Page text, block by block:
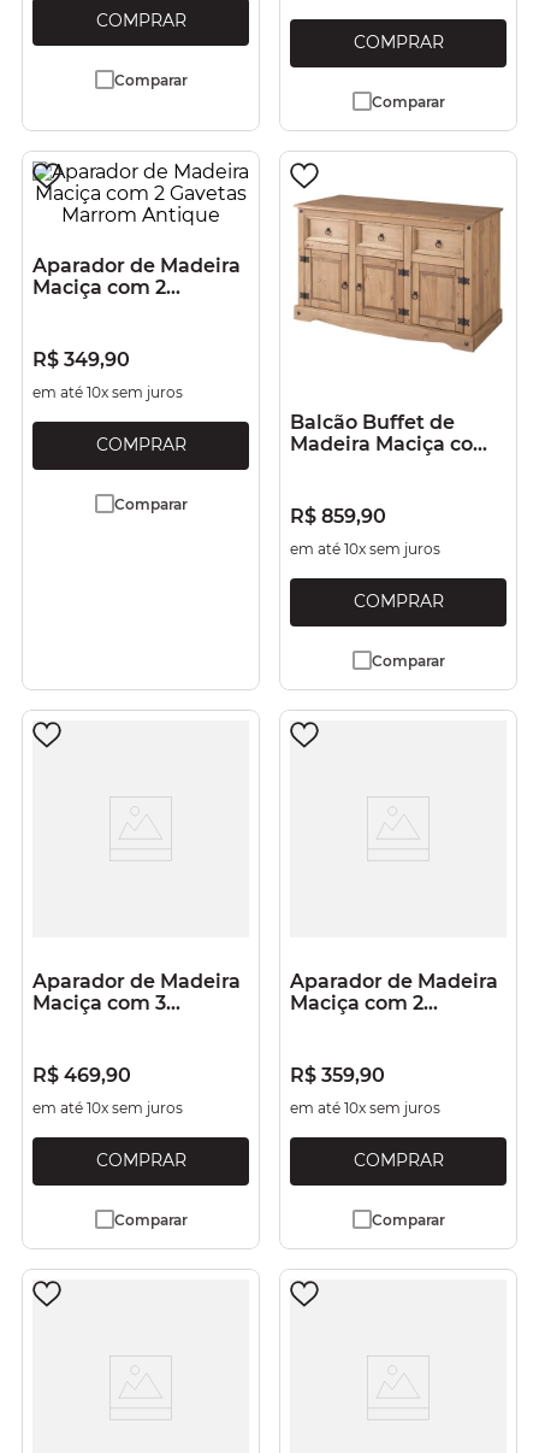
Comparar
Comparar
Aparador de Madeira
Maciça com 2
R$ 349,90
em até 10x sem juros
Comparar
Balcão Buffet de
Madeira Maciça com
R$ 859,90
em até 10x sem juros
Comparar
Aparador de Madeira
Maciça com 3
R$ 469,90
em até 10x sem juros
Comparar
Aparador de Madeira
Maciça com 2
R$ 359,90
em até 10x sem juros
Comparar